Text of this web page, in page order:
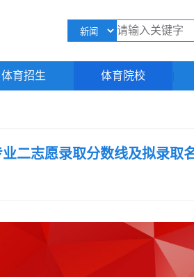
体育招生 体育院校
二志愿录取分数线及拟录取